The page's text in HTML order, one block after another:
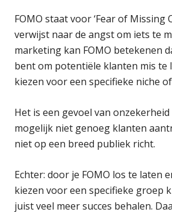
FOMO staat voor ‘Fear of Missing
verwijst naar de angst om iets te
marketing kan FOMO betekenen
bent om potentiële klanten mis te
kiezen voor een specifieke niche
Het is een gevoel van onzekerheid
mogelijk niet genoeg klanten
niet op een breed publiek richt.
Echter: door je FOMO los te laten
kiezen voor een specifieke groep
juist veel meer succes behalen.